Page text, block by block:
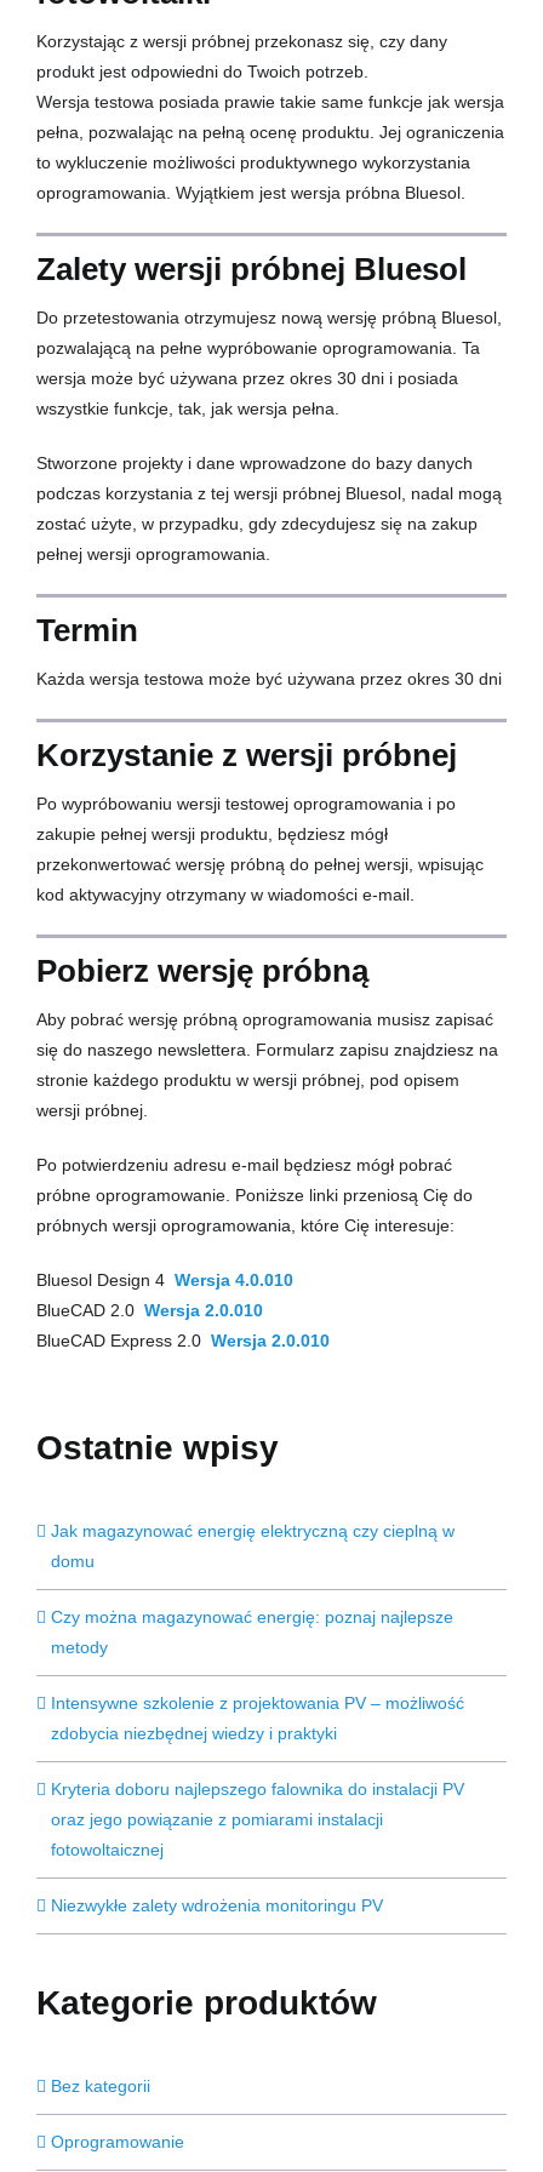
Kontakt
Korzystając z wersji próbnej przekonasz się, czy dany
produkt jest odpowiedni do Twoich potrzeb.
Wersja testowa posiada prawie takie same funkcje jak wersja
pełna, pozwalając na pełną ocenę produktu. Jej ograniczenia
to wykluczenie możliwości produktywnego wykorzystania
oprogramowania. Wyjątkiem jest wersja próbna Bluesol.
Zalety wersji próbnej Bluesol
Do przetestowania otrzymujesz nową wersję próbną Bluesol,
pozwalającą na pełne wypróbowanie oprogramowania. Ta
wersja może być używana przez okres 30 dni i posiada
wszystkie funkcje, tak, jak wersja pełna.
Stworzone projekty i dane wprowadzone do bazy danych
podczas korzystania z tej wersji próbnej Bluesol, nadal mogą
zostać użyte, w przypadku, gdy zdecydujesz się na zakup
pełnej wersji oprogramowania.
Termin
Każda wersja testowa może być używana przez okres 30 dni
Korzystanie z wersji próbnej
Po wypróbowaniu wersji testowej oprogramowania i po
zakupie pełnej wersji produktu, będziesz mógł
przekonwertować wersję próbną do pełnej wersji, wpisując
kod aktywacyjny otrzymany w wiadomości e-mail.
Pobierz wersję próbną
Aby pobrać wersję próbną oprogramowania musisz zapisać
się do naszego newslettera. Formularz zapisu znajdziesz na
stronie każdego produktu w wersji próbnej, pod opisem
wersji próbnej.
Po potwierdzeniu adresu e-mail będziesz mógł pobrać
próbne oprogramowanie. Poniższe linki przeniosą Cię do
próbnych wersji oprogramowania, które Cię interesuje:
Bluesol Design 4 Wersja 4.0.010
BlueCAD 2.0 Wersja 2.0.010
BlueCAD Express 2.0 Wersja 2.0.010
Ostatnie wpisy
Jak magazynować energię elektryczną czy cieplną w
domu
Czy można magazynować energię: poznaj najlepsze
metody
Intensywne szkolenie z projektowania PV – możliwość
zdobycia niezbędnej wiedzy i praktyki
Kryteria doboru najlepszego falownika do instalacji PV
oraz jego powiązanie z pomiarami instalacji
fotowoltaicznej
Niezwykłe zalety wdrożenia monitoringu PV
Kategorie produktów
Bez kategorii
Oprogramowanie